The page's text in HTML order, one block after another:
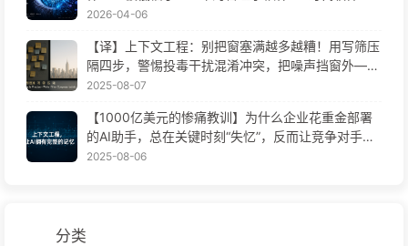
程变革——慢慢学AI171
2026-04-06
【译】上下文工程：别把窗塞满越多越糟！用写筛压
隔四步，警惕投毒干扰混淆冲突，把噪声挡窗外——
慢慢学AI170
2025-08-07
【1000亿美元的惨痛教训】为什么企业花重金部署
的AI助手，总在关键时刻“失忆”，反而让竞争对手实
现90%性能提升？——慢慢学AI169
2025-08-06
分类